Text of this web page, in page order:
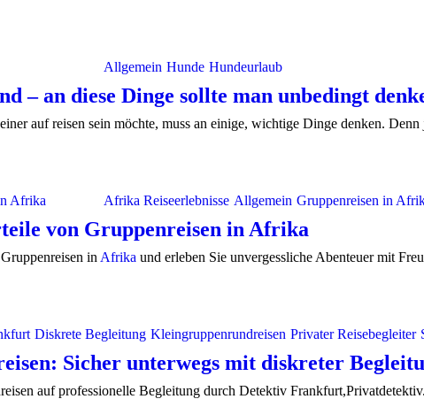
Allgemein Hunde Hundeurlaub
– an diese Dinge sollte man unbedingt
auf reisen sein möchte, muss an einige, wichtige Dinge denken.
Afrika Reiseerlebnisse Allgemein Gruppenreisen in
von Gruppenreisen in Afrika
in Afrika und erleben Sie unvergessliche Abenteuer mit
Diskrete Begleitung Kleingruppenrundreisen Privater Reisebegleiter
Sicher unterwegs mit diskreter
auf professionelle Begleitung durch Detektiv